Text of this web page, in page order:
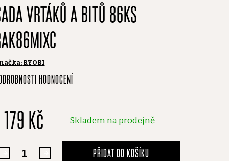
VRTÁKŮ A BITŮ 86KS
HODNOCENÍ
RYOBI
Kč Skladem na prodejně
PŘIDAT DO KOŠÍKU